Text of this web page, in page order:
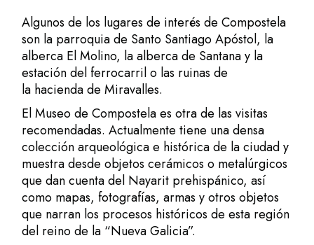
Algunos de los lugares de interés de Compostela
son la parroquia de Santo Santiago Apóstol, la
alberca El Molino, la alberca de Santana y la
estación del ferrocarril o las ruinas de
la hacienda de Miravalles.
El Museo de Compostela es otra de las visitas
recomendadas. Actualmente tiene una densa
colección arqueológica e histórica de la ciudad y
muestra desde objetos cerámicos o metalúrgicos
que dan cuenta del Nayarit prehispánico, así
como mapas, fotografías, armas y otros objetos
que narran los procesos históricos de esta región
del reino de la “Nueva Galicia”.